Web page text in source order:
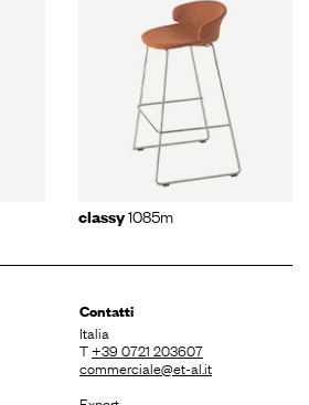
classy1085m
Contatti
Italia
T+39 0721 203607
commerciale@et-al.it